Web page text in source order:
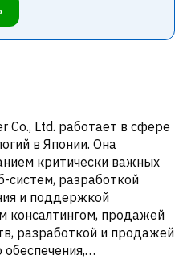
Co., Ltd. работает в сфере
в Японии. Она
критически важных
систем, разработкой
и поддержкой
консалтингом, продажей
разработкой и продажей